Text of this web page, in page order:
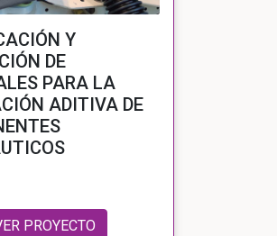
Y
DE
PARA LA
ADITIVA DE
PROYECTO